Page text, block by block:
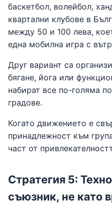
баскетбол, волейбол,
квартални клубове в
между 50 и 100 лева,
една мобилна игра с
Друг вариант са
бягане, йога или
набират все по-голяма
градове.
Когато движението е
принадлежност към
част от
Стратегия 5:
съюзник, не като